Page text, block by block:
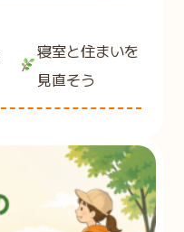
寝室と住まいを
見直そう